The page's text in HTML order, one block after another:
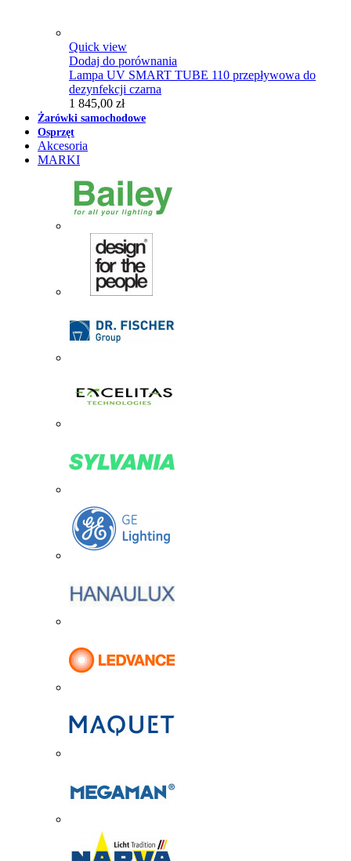
Quick view
Dodaj do porównania
Lampa UV SMART TUBE 110 przepływowa do
dezynfekcji czarna
1 845,00 zł
Żarówki samochodowe
Osprzęt
Akcesoria
MARKI